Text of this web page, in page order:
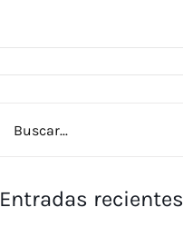
Entradas recientes